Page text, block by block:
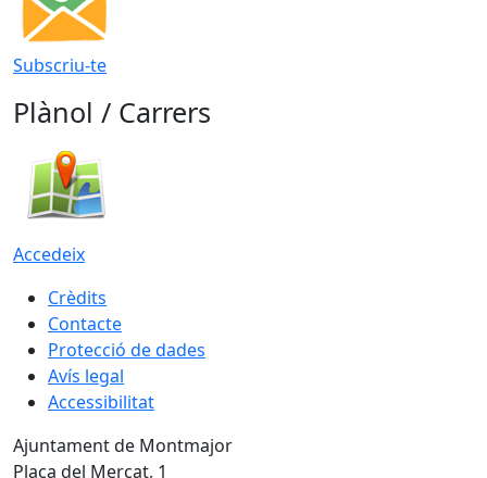
Subscriu-te
Plànol / Carrers
Accedeix
Crèdits
Contacte
Protecció de dades
Avís legal
Accessibilitat
Ajuntament de Montmajor
Plaça del Mercat, 1